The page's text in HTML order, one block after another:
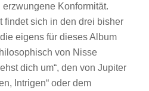
Konformität.
findet sich in den drei bisher
eigens für dieses Album
von Nisse
dich um“, den von Jupiter
Intrigen“ oder dem